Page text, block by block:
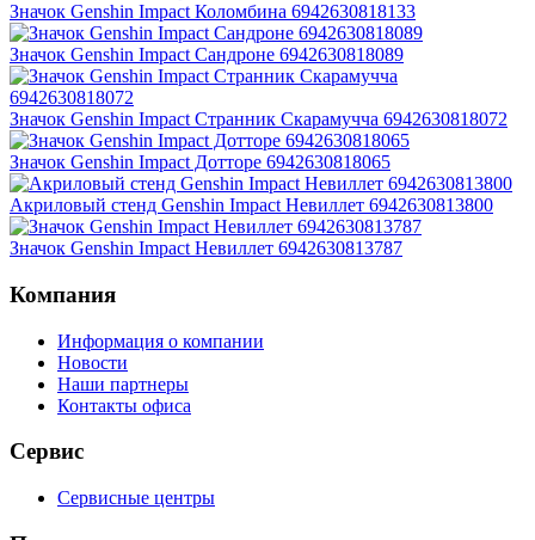
Значок Genshin Impact Коломбина 6942630818133
Значок Genshin Impact Сандроне 6942630818089
Значок Genshin Impact Странник Скарамучча 6942630818072
Значок Genshin Impact Дотторе 6942630818065
Акриловый стенд Genshin Impact Невиллет 6942630813800
Значок Genshin Impact Невиллет 6942630813787
Компания
Информация о компании
Новости
Наши партнеры
Контакты офиса
Сервис
Сервисные центры